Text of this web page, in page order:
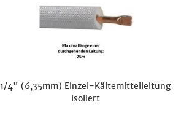
1/4" (6,35mm) Einzel-Kältemittelleitung
isoliert